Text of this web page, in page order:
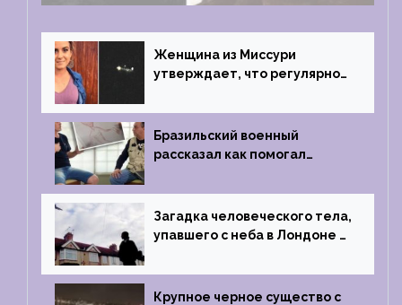
Женщина из Миссури
утверждает, что регулярно
инопланетянами
Бразильский военный
рассказал как помогал
1996 году
Загадка человеческого тела,
упавшего с неба в Лондоне в
Крупное черное существо с